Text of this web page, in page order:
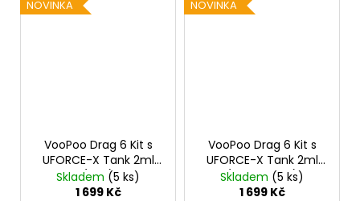
NOVINKA
VooPoo Drag 6 Kit s
UFORCE-X Tank 2ml
(Red)
Skladem (5 ks)
1 699 Kč
NOVINKA
VooPoo Drag 6 Kit s
UFORCE-X Tank 2ml
(Metal Gray)
Skladem (5 ks)
1 699 Kč